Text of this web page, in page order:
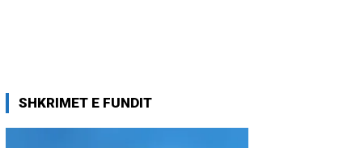
SHKRIMET E FUNDIT